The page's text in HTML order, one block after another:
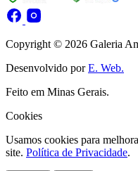
Copyright © 2026 Galeria
Desenvolvido porE. Web.
Feito em Minas Gerais.
Cookies
Usamos cookies para
site. Política de Privacidade.